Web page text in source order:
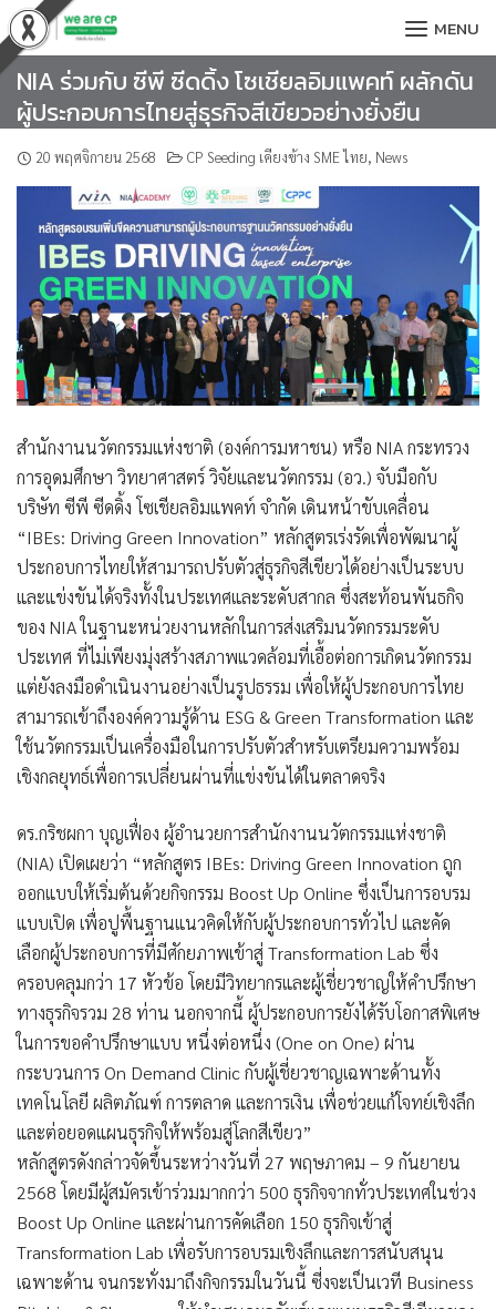
Skip
to
content
MENU
NIA ร่วมกับ ซีพี ซีดดิ้ง โซเชียลอิมแพคท์ ผลักดัน
ผู้ประกอบการไทยสู่ธุรกิจสีเขียวอย่างยั่งยืน
20 พฤศจิกายน 2568 CP Seeding เคียงข้าง SME ไทย, News
สำนักงานนวัตกรรมแห่งชาติ (องค์การมหาชน) หรือ NIA กระทรวง
การอุดมศึกษา วิทยาศาสตร์ วิจัยและนวัตกรรม (อว.) จับมือกับ
บริษัท ซีพี ซีดดิ้ง โซเชียลอิมแพคท์ จำกัด เดินหน้าขับเคลื่อน
“IBEs: Driving Green Innovation” หลักสูตรเร่งรัดเพื่อพัฒนาผู้
ประกอบการไทยให้สามารถปรับตัวสู่ธุรกิจสีเขียวได้อย่างเป็นระบบ
และแข่งขันได้จริงทั้งในประเทศและระดับสากล ซึ่งสะท้อนพันธกิจ
ของ NIA ในฐานะหน่วยงานหลักในการส่งเสริมนวัตกรรมระดับ
ประเทศ ที่ไม่เพียงมุ่งสร้างสภาพแวดล้อมที่เอื้อต่อการเกิดนวัตกรรม
แต่ยังลงมือดำเนินงานอย่างเป็นรูปธรรม เพื่อให้ผู้ประกอบการไทย
สามารถเข้าถึงองค์ความรู้ด้าน ESG & Green Transformation และ
ใช้นวัตกรรมเป็นเครื่องมือในการปรับตัวสำหรับเตรียมความพร้อม
เชิงกลยุทธ์เพื่อการเปลี่ยนผ่านที่แข่งขันได้ในตลาดจริง
ดร.กริชผกา บุญเฟื่อง ผู้อำนวยการสำนักงานนวัตกรรมแห่งชาติ
(NIA) เปิดเผยว่า “หลักสูตร IBEs: Driving Green Innovation ถูก
ออกแบบให้เริ่มต้นด้วยกิจกรรม Boost Up Online ซึ่งเป็นการอบรม
แบบเปิด เพื่อปูพื้นฐานแนวคิดให้กับผู้ประกอบการทั่วไป และคัด
เลือกผู้ประกอบการที่มีศักยภาพเข้าสู่ Transformation Lab ซึ่ง
ครอบคลุมกว่า 17 หัวข้อ โดยมีวิทยากรและผู้เชี่ยวชาญให้คำปรึกษา
ทางธุรกิจรวม 28 ท่าน นอกจากนี้ ผู้ประกอบการยังได้รับโอกาสพิเศษ
ในการขอคำปรึกษาแบบ หนึ่งต่อหนึ่ง (One on One) ผ่าน
กระบวนการ On Demand Clinic กับผู้เชี่ยวชาญเฉพาะด้านทั้ง
เทคโนโลยี ผลิตภัณฑ์ การตลาด และการเงิน เพื่อช่วยแก้โจทย์เชิงลึก
และต่อยอดแผนธุรกิจให้พร้อมสู่โลกสีเขียว”
หลักสูตรดังกล่าวจัดขึ้นระหว่างวันที่ 27 พฤษภาคม – 9 กันยายน
2568 โดยมีผู้สมัครเข้าร่วมมากกว่า 500 ธุรกิจจากทั่วประเทศในช่วง
Boost Up Online และผ่านการคัดเลือก 150 ธุรกิจเข้าสู่
Transformation Lab เพื่อรับการอบรมเชิงลึกและการสนับสนุน
เฉพาะด้าน จนกระทั่งมาถึงกิจกรรมในวันนี้ ซี่งจะเป็นเวที Business